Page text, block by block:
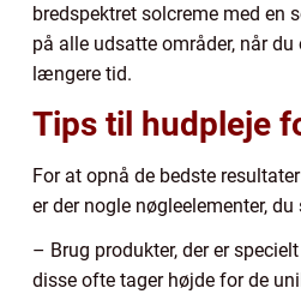
bredspektret solcreme med en
på alle udsatte områder, når
længere tid.
Tips til hudpleje
For at opnå de bedste
er der nogle nøgleelementer,
– Brug produkter, der er
disse ofte tager højde for de